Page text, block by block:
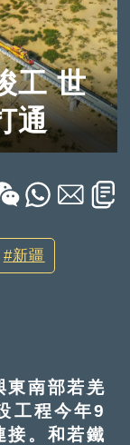
工 世
通
新疆
南部若羌
工程今年9
接。和若鐵